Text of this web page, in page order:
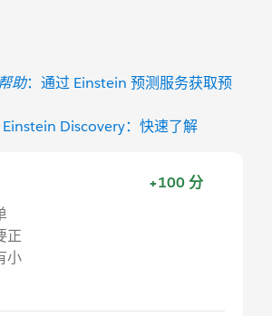
助：通过 Einstein 预测服务获取预
Einstein Discovery：快速了解